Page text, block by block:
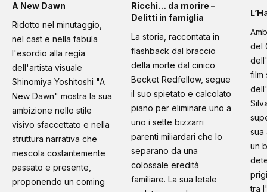
A New Dawn
Ridotto nel minutaggio,
nel cast e nella fabula
l'esordio alla regia
dell'artista visuale
Shinomiya Yoshitoshi "A
New Dawn" mostra la sua
ambizione nello stile
visivo sfaccettato e nella
struttura narrativa che
mescola costantemente
passato e presente,
proponendo un coming
Ricchi… da morire –
Delitti in famiglia
La storia, raccontata in
flashback dal braccio
della morte dal cinico
Becket Redfellow, segue
il suo spietato e calcolato
piano per eliminare uno a
uno i sette bizzarri
parenti miliardari che lo
separano da una
colossale eredità
familiare. La sua letale
del
film
sua
un
tra